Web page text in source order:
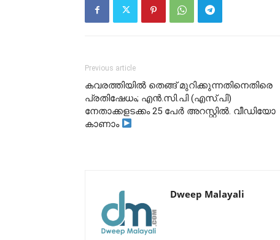
Previous article
കവരത്തിയിൽ തെങ്ങ് മുറിക്കുന്നതിനെതിരെ
പ്രതിഷേധം; എൻ.സി.പി (എസ്.പി)
നേതാക്കളടക്കം 25 പേർ അറസ്റ്റിൽ. വീഡിയോ
കാണാം
Dweep Malayali